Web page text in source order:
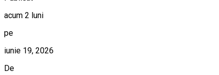
acum 2 luni
pe
iunie 19, 2026
De